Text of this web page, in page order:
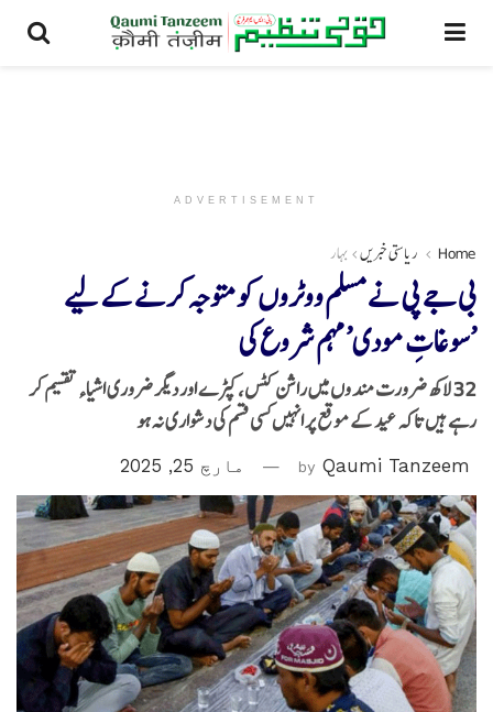
ADVERTISEMENT
Home ریاستی خبریں بہار
بی جے پی نے مسلم ووٹروں کو متوجہ کرنے کے لیے
’سوغاتِ مودی’ مہم شروع کی
32 لاکھ ضرورت مند وں میں راشن کٹس، کپڑے اور دیگر ضروری اشیاء تقسیم کر
رہے ہیں تاکہ عید کے موقع پر انہیں کسی قسم کی دشواری نہ ہو
by Qaumi Tanzeem مارچ 25, 2025